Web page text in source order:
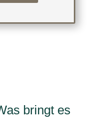
bringt es